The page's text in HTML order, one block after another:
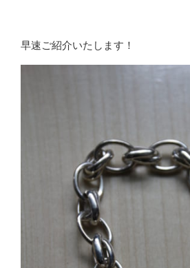
早速ご紹介いたします！